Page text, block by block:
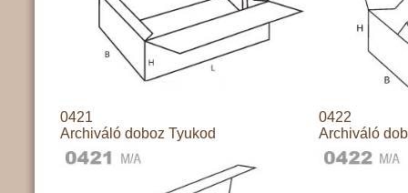
0421
Archiváló doboz Tyukod
0422
Archiváló